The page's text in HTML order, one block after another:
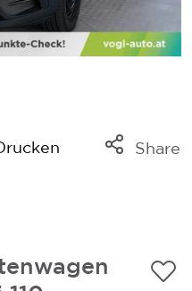
Share